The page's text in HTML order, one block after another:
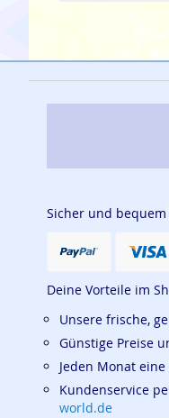
Sicher und bequem
Deine Vorteile im
Unsere frische,
Günstige Preise
Jeden Monat
Kundenservice
world.de